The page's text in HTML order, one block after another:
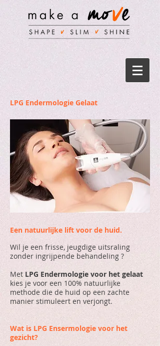
LPG Endermologie Gelaat
Een natuurlijke lift voor de huid.
Wil je een frisse, jeugdige uitsraling
zonder ingrijpende behandeling ?
Met LPG Endermologie voor het gelaat
kies je voor een 100% natuurlijke
methode die de huid op een zachte
manier stimuleert en verjongt.
Wat is LPG Ensermologie voor het
gezicht?